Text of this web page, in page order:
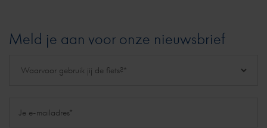
Meld je aan voor onze nieuwsbrief